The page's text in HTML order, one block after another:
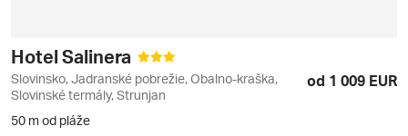
Hotel Salinera
Slovinsko, Jadranské pobrežie, Obalno-kraška,
Slovinské termály, Strunjan
od 1 009 EUR
50 m od pláže